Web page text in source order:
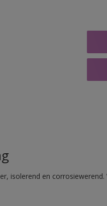
isolerend en